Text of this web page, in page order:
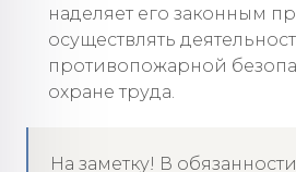
наделяет его законным
осуществлять
противопожарной
охране труда.
На заметку! В обязанности